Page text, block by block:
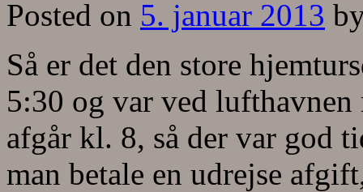
Posted on 5. januar 2013
Så er det den store
5:30 og var ved
afgår kl. 8, så der var god
man betale en udrejse